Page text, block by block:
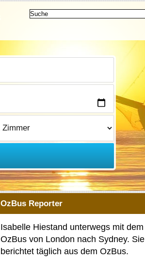
OzBus Reporter
Isabelle Hiestand unterwegs mit dem
OzBus von London nach Sydney. Sie
berichtet täglich aus dem OzBus.